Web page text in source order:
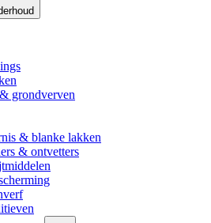
grondverven
& blanke lakken
& ontvetters